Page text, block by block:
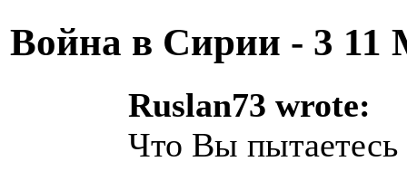
Война в Сирии - 3 11
Ruslan73 wrote:
Что Вы пытаетесь